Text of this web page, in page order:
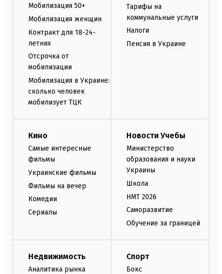
Мобилизация 50+
Мобилизация женщин
Контракт для 18-24-
летних
Отсрочка от
мобилизации
Мобилизация в Украине:
сколько человек
мобилизует ТЦК
Тарифы на
коммунальные услуги
Налоги
Пенсия в Украине
Кино
Самые интересные
фильмы
Украинские фильмы
Фильмы на вечер
Комедии
Сериалы
Новости Учебы
Министерство
образования и науки
Украины
Школа
НМТ 2026
Саморазвитие
Обучение за границей
Недвижимость
Аналитика рынка
Спорт
Бокс